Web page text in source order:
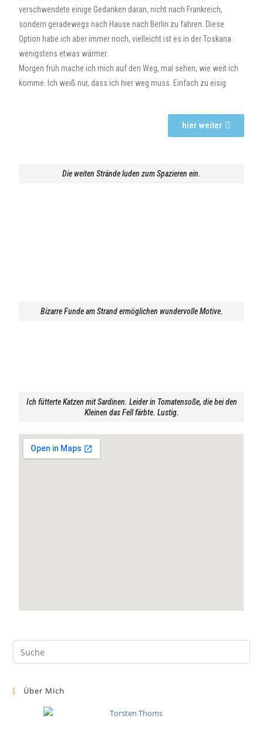
verschwendete einige Gedanken daran, nicht nach Frankreich,
sondern geradewegs nach Hause nach Berlin zu fahren. Diese
Option habe ich aber immer noch, vielleicht ist es in der Toskana
wenigstens etwas wärmer.
Morgen früh mache ich mich auf den Weg, mal sehen, wie weit ich
komme. Ich weiß nur, dass ich hier weg muss. Einfach zu eisig.
hier weiter
Die weiten Strände luden zum Spazieren ein.
Bizarre Funde am Strand ermöglichen wundervolle Motive.
Ich fütterte Katzen mit Sardinen. Leider in Tomatensoße, die bei den
Kleinen das Fell färbte. Lustig.
Über Mich